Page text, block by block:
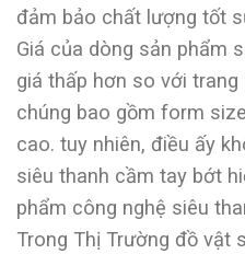
đảm bảo chất lượng tốt
Giá của dòng sản phẩm
giá thấp hơn so với trang
chúng bao gồm form
cao. tuy nhiên, điều ấy
siêu thanh cầm tay bớt
phẩm công nghệ siêu
Trong Thị Trường đồ vật